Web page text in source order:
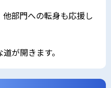
部門への転身も応援し
が開きます。